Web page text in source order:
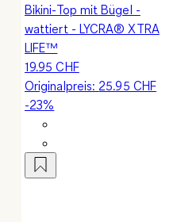
Bikini-Top mit Bügel -
wattiert - LYCRA® XTRA
LIFE™
19.95 CHF
Originalpreis: 25.95 CHF
-23%